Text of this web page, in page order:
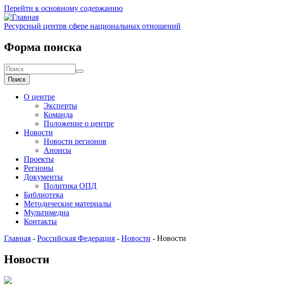
Перейти к основному содержанию
Ресурсный центрв сфере национальных отношений
Форма поиска
Поиск
О центре
Эксперты
Команда
Положение о центре
Новости
Новости регионов
Анонсы
Проекты
Регионы
Документы
Политика ОПД
Библиотека
Методические материалы
Мультимедиа
Контакты
Главная - Российская Федерация - Новости - Новости
Новости